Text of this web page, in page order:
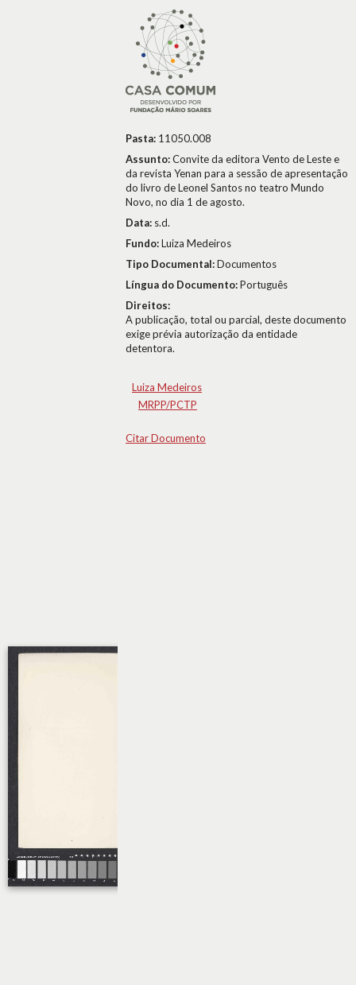
Pasta: 11050.008
Assunto:Convite da editora Vento de Leste e
da revista Yenan para a sessão de apresentação
do livro de Leonel Santos no teatro Mundo
Novo, no dia 1 de agosto.
Data: s.d.
Fundo:Luiza Medeiros
Tipo Documental:Documentos
Língua do Documento:Português
Direitos:
A publicação, total ou parcial, deste documento
exige prévia autorização da entidade
detentora.
Luiza Medeiros
MRPP/PCTP
Citar Documento